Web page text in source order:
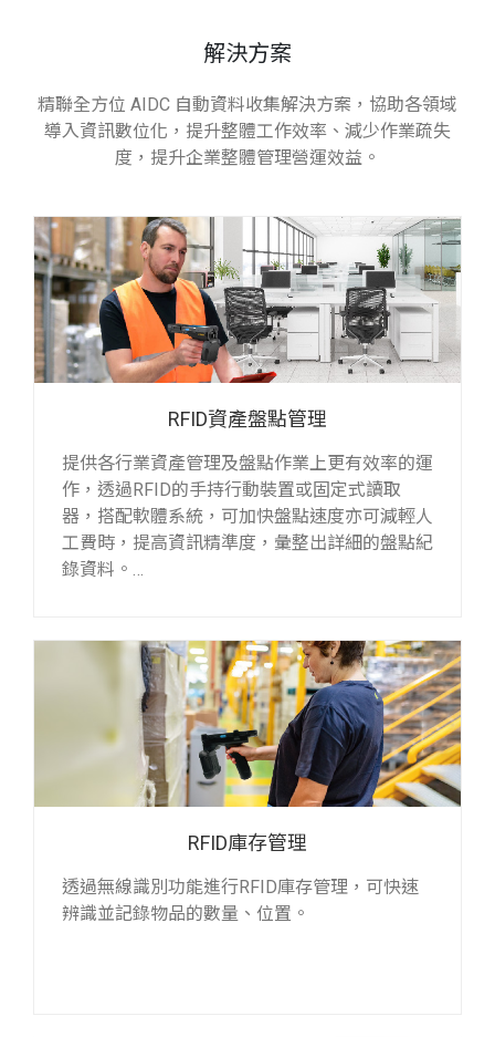
解決方案
精聯全方位 AIDC 自動資料收集解決方案，協助各領域
導入資訊數位化，提升整體工作效率、減少作業疏失
度，提升企業整體管理營運效益。
RFID資產盤點管理
提供各行業資產管理及盤點作業上更有效率的運
作，透過RFID的手持行動裝置或固定式讀取
器，搭配軟體系統，可加快盤點速度亦可減輕人
工費時，提高資訊精準度，彙整出詳細的盤點紀
錄資料。
RFID庫存管理
透過無線識別功能進行RFID庫存管理，可快速
辨識並記錄物品的數量、位置。